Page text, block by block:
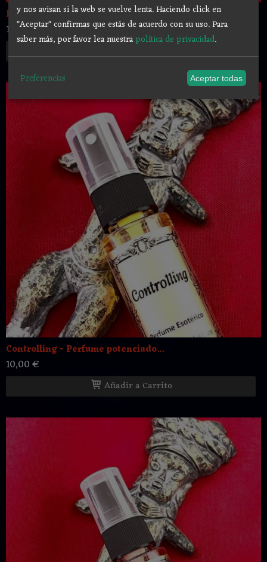
Love & Sex - Perfume potenciado...
10,00 €
Controlling - Perfume potenciado...
10,00 €
Añadir a Carrito
y nos avisan si la web se vuelve lenta. Haciendo click en
"Aceptar" confirmas que estás de acuerdo con su uso.Para
saber más, por favor lea nuestrapolítica de privacidad.
Preferencias Aceptar todas